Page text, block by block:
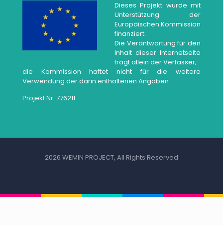
Dieses Projekt wurde mit
Unterstützung der
Europäischen Kommission
finanziert.
Die Verantwortung für den
Inhalt dieser Internetseite
trägt allein der Verfasser;
die Kommission haftet nicht für die weitere
Verwendung der darin enthaltenen Angaben.
Projekt Nr: 776211
2026 WEMIN PROJECT, All Rights Reserved